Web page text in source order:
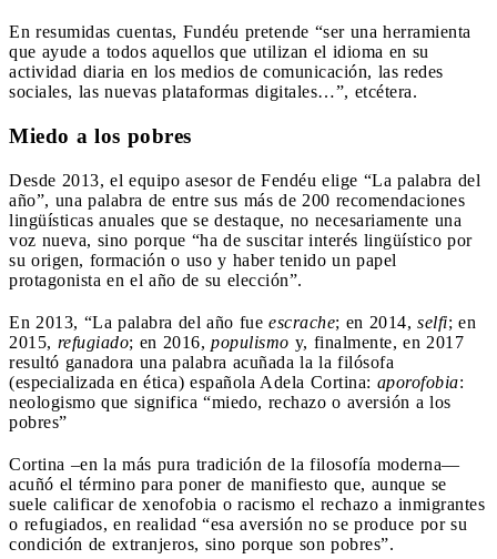
En resumidas cuentas, Fundéu pretende “ser una herramienta
que ayude a todos aquellos que utilizan el idioma en su
actividad diaria en los medios de comunicación, las redes
sociales, las nuevas plataformas digitales…”, etcétera.
Miedo a los pobres
Desde 2013, el equipo asesor de Fendéu elige “La palabra del
año”, una palabra de entre sus más de 200 recomendaciones
lingüísticas anuales que se destaque, no necesariamente una
voz nueva, sino porque “ha de suscitar interés lingüístico por
su origen, formación o uso y haber tenido un papel
protagonista en el año de su elección”.
En 2013, “La palabra del año fue escrache; en 2014, selfi; en
2015, refugiado; en 2016, populismo y, finalmente, en 2017
resultó ganadora una palabra acuñada la la filósofa
(especializada en ética) española Adela Cortina: aporofobia:
neologismo que significa “miedo, rechazo o aversión a los
pobres”
Cortina –en la más pura tradición de la filosofía moderna—
acuñó el término para poner de manifiesto que, aunque se
suele calificar de xenofobia o racismo el rechazo a inmigrantes
o refugiados, en realidad “esa aversión no se produce por su
condición de extranjeros, sino porque son pobres”.